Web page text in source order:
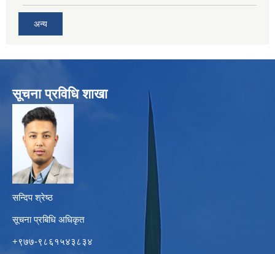
अन्य
सूचना प्रविधि शाखा
सन्दिप श्रेष्ठ
सूचना प्रबिधि अधिकृत
+९७७-९८६१५४३८३४